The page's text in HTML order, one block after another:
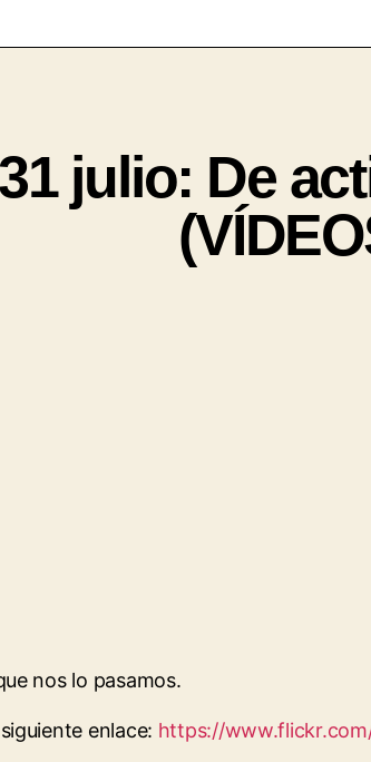
julio: De
nos lo pasamos.
enlace: https://